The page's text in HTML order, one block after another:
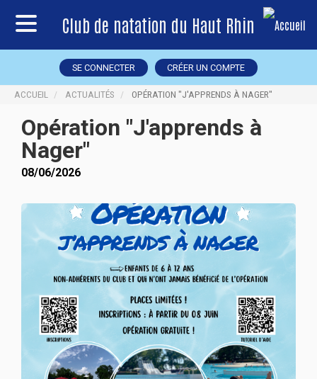
Club de natation du Haut Rhin
SE CONNECTER CRÉER UN COMPTE
ACCUEIL ACTUALITÉS OPÉRATION "J'APPRENDS À NAGER"
Opération "J'apprends à
Nager"
08/06/2026